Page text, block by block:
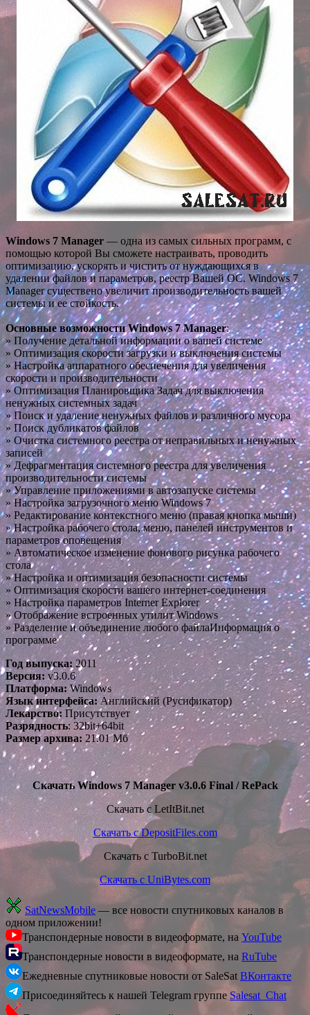
Windows 7 Manager — одна из самых сильных программ, с
помощью которой Вы сможете настраивать, проводить
оптимизацию, ускорять и чистить от нуждающихся в
удалении файлов и параметров, реестр Вашей ОС. Windows 7
Manager существено увеличит производительность вашей
системы и ее стойкость.
Основные возможности Windows 7 Manager:
» Получение детальной информации о вашей системе
» Оптимизация скорости загрузки и выключения системы
» Настройка аппаратного обеспечения для увеличения
скорости и производительности
» Оптимизация Планировщика Задач для выключения
ненужных системных задач
» Поиск и удаление ненужных файлов и различного мусора
» Поиск дубликатов файлов
» Очистка системного реестра от неправильных и ненужных
записей
» Дефрагментация системного реестра для увеличения
производительности системы
» Управление приложениями в автозапуске системы
» Настройка загрузочного меню Windows 7
» Редактирование контекстного меню (правая кнопка мыши)
» Настройка рабочего стола, меню, панелей инструментов и
параметров оповещения
» Автоматическое изменение фонового рисунка рабочего
стола
» Настройка и оптимизация безопасности системы
» Оптимизация скорости вашего интернет-соединения
» Настройка параметров Interner Explorer
» Отображение встроенных утилит Windows
» Разделение и объединение любого файлаИнформация о
программе
Год выпуска: 2011
Версия:v3.0.6
Платформа:Windows
Язык интерфейса:Английский (Русификатор)
Лекарство:Присутствует
Разрядность: 32bit+64bit
Размер архива: 21.01 Мб
Скачать Windows 7 Manager v3.0.6 Final / RePack
Скачать с LetItBit.net
Скачать с DepositFiles.com
Скачать с TurboBit.net
Скачать с UniBytes.com
SatNewsMobile — все новости спутниковых каналов в
одном приложении!
Транспондерные новости в видеоформате, на YouTube
Транспондерные новости в видеоформате, на RuTube
Ежедневные спутниковые новости от SaleSat ВКонтакте
Присоединяйтесь к нашей Telegram группе Salesat_Chat